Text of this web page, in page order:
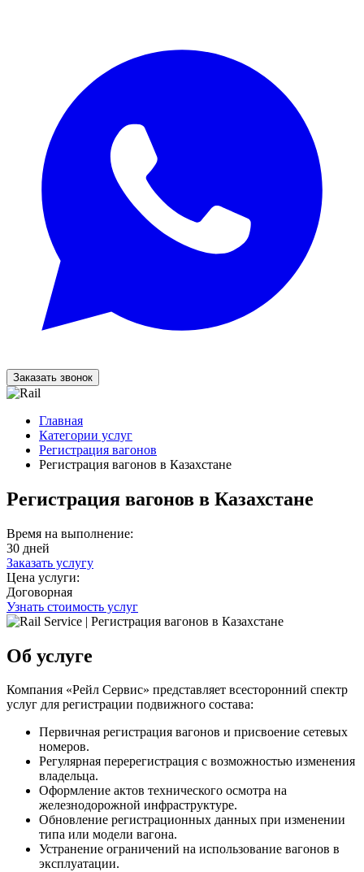
Заказать звонок
Главная
Категории услуг
Регистрация вагонов
Регистрация вагонов в Казахстане
Регистрация вагонов в Казахстане
Время на выполнение:
30 дней
Заказать услугу
Цена услуги:
Договорная
Узнать стоимость услуг
Об услуге
Компания «Рейл Сервис» представляет всесторонний спектр
услуг для регистрации подвижного состава:
Первичная регистрация вагонов и присвоение сетевых
номеров.
Регулярная перерегистрация с возможностью изменения
владельца.
Оформление актов технического осмотра на
железнодорожной инфраструктуре.
Обновление регистрационных данных при изменении
типа или модели вагона.
Устранение ограничений на использование вагонов в
эксплуатации.